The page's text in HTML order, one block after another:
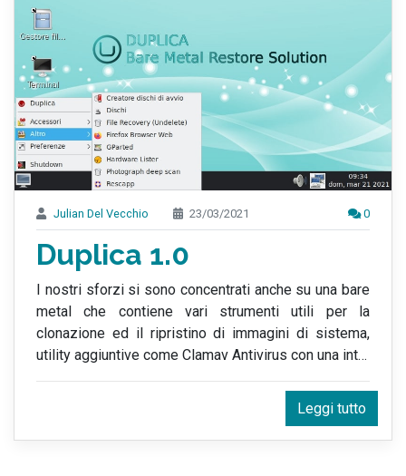
Julian Del Vecchio 23/03/2021 0
Duplica 1.0
I nostri sforzi si sono concentrati anche su una bare
metal che contiene vari strumenti utili per la
clonazione ed il ripristino di immagini di sistema,
utility aggiuntive come Clamav Antivirus con una int…
Leggi tutto